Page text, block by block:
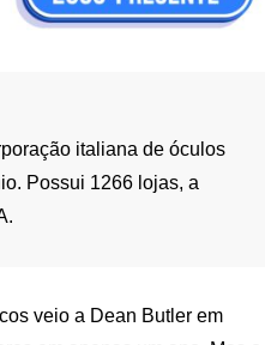
italiana de óculos
Possui 1266 lojas, a
veio a Dean Butler em